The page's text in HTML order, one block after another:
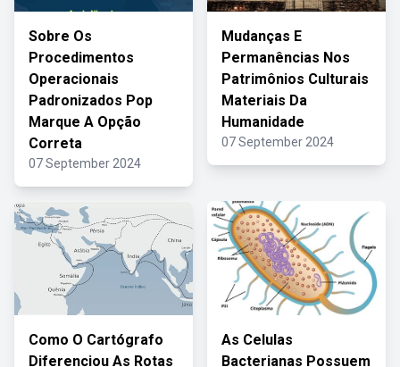
Sobre Os
Procedimentos
Operacionais
Padronizados Pop
Marque A Opção
Correta
07 September 2024
Mudanças E
Permanências Nos
Patrimônios Culturais
Materiais Da
Humanidade
07 September 2024
Como O Cartógrafo
Diferenciou As Rotas
As Celulas
Bacterianas Possuem